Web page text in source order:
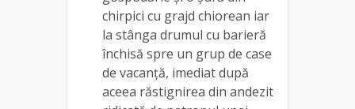
chirpici cu grajd chiorean iar
la stânga drumul cu barieră
închisă spre un grup de case
de vacanță, imediat după
aceea răstignirea din andezit